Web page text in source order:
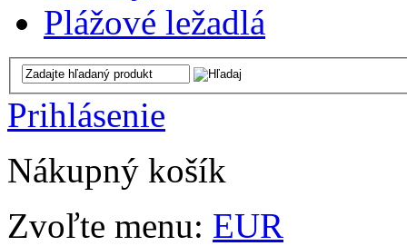
Plážové ležadlá
Prihlásenie
Nákupný košík
Zvoľte menu: EUR